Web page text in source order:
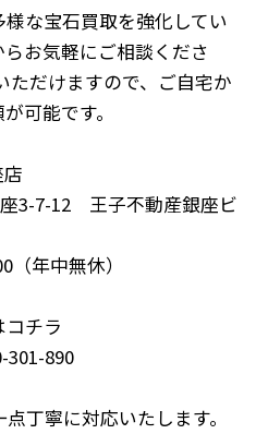
な宝石買取を強化してい
お気軽にご相談くださ
ただけますので、ご自宅か
可能です。
3-7-12 王子不動産銀座ビ
（年中無休）
コチラ
301-890
丁寧に対応いたします。